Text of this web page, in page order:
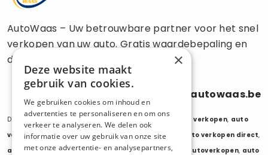
AutoWaas – Uw betrouwbare partner voor het snel
verkopen van uw auto. Gratis waardebepaling en
directe uitbetaling.
info@autowaas.be
Diensten: auto verkopen auto export verkopen, auto
verkopen export,auto verkopen zonder keuring auto verkopen direct,
auto tweedehands verkopen,mijn auto verkopen autoverkopen, auto
×
Deze website maakt
gebruik van cookies.
We gebruiken cookies om inhoud en
advertenties te personaliseren en om ons
verkeer te analyseren. We delen ook
informatie over uw gebruik van onze site
met onze advertentie- en analysepartners,